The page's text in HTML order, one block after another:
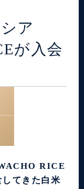
ア
が入会
RICE
てきた白米